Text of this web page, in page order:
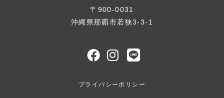
〒900-0031
沖縄県那覇市若狭3-3-1
プライバシーポリシー